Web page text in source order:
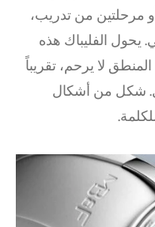
مرحلتين من تدريب،
يحول الفليباك هذه
لا يرحم، تقريباً
شكل من أشكال